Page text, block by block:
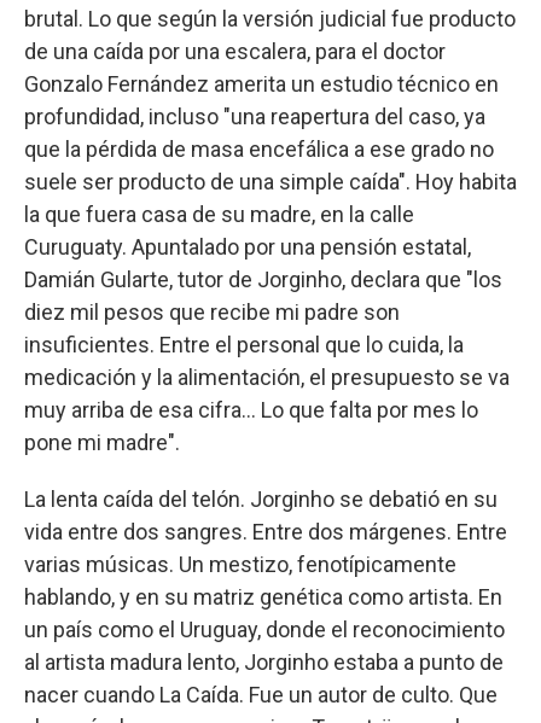
brutal. Lo que según la versión judicial fue producto
de una caída por una escalera, para el doctor
Gonzalo Fernández amerita un estudio técnico en
profundidad, incluso "una reapertura del caso, ya
que la pérdida de masa encefálica a ese grado no
suele ser producto de una simple caída". Hoy habita
la que fuera casa de su madre, en la calle
Curuguaty. Apuntalado por una pensión estatal,
Damián Gularte, tutor de Jorginho, declara que "los
diez mil pesos que recibe mi padre son
insuficientes. Entre el personal que lo cuida, la
medicación y la alimentación, el presupuesto se va
muy arriba de esa cifra… Lo que falta por mes lo
pone mi madre".
La lenta caída del telón. Jorginho se debatió en su
vida entre dos sangres. Entre dos márgenes. Entre
varias músicas. Un mestizo, fenotípicamente
hablando, y en su matriz genética como artista. En
un país como el Uruguay, donde el reconocimiento
al artista madura lento, Jorginho estaba a punto de
nacer cuando La Caída. Fue un autor de culto. Que